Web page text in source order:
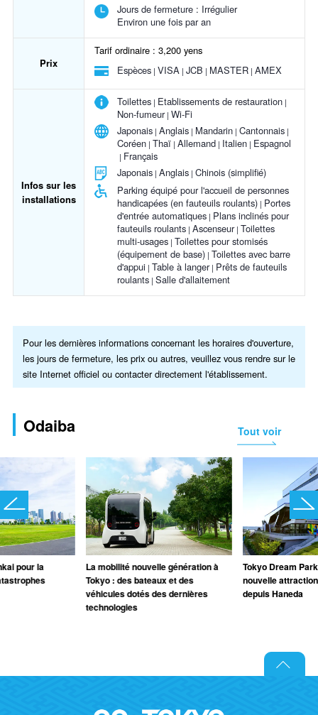
Jours de fermeture : Irrégulier
Environ une fois par an
Prix
Tarif ordinaire : 3,200 yens
Espèces VISA JCB MASTER AMEX
Infos sur les
installations
Toilettes Etablissements de restauration
Non-fumeur Wi-Fi
Japonais Anglais Mandarin Cantonnais
Coréen Thaï Allemand Italien Espagnol
Français
Japonais Anglais Chinois (simplifié)
Parking équipé pour l'accueil de personnes
handicapées (en fauteuils roulants) Portes
d'entrée automatiques Plans inclinés pour
fauteuils roulants Ascenseur Toilettes
multi-usages Toilettes pour stomisés
(équipement de base) Toilettes avec barre
d'appui Table à langer Prêts de fauteuils
roulants Salle d'allaitement
Pour les dernières informations concernant les horaires d'ouverture,
les jours de fermeture, les prix ou autres, veuillez vous rendre sur le
site Internet officiel ou contacter directement l'établissement.
Odaiba Tout voir
pour la
La mobilité nouvelle génération à
Tokyo : des bateaux et des
véhicules dotés des dernières
technologies
Tokyo Dream
nouvelle
depuis Haneda